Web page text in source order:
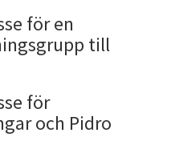
för en
till
för
och Pidro